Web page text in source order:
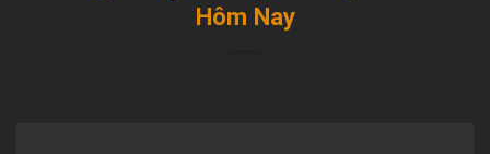
Hôm Nay